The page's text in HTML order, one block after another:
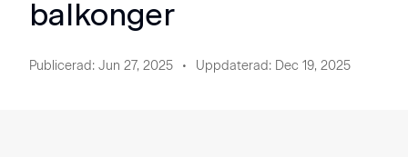
balkonger
Publicerad: Jun 27, 2025 Uppdaterad: Dec 19, 2025